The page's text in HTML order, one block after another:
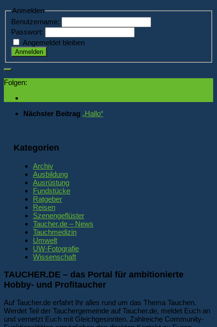
Anmelden
Benutzername:
Passwort:
Angemeldet bleiben
Anmelden
Folgen:
Nächster Beitrag „Hallo“
Kategorien
Archiv
Ausbildung
Ausrüstung
Fundstücke
Ratgeber
Reisen
Szenengeflüster
Taucher.de – News
Tauchmedizin
Umwelt
UW-Fotografie
Wissenschaft
TAUCHER.DE – das Portal für ambitionierte
Hobby- und Profitaucher
Auf Taucher.de erfahrt Ihr alles rund um das Thema Tauchen.
Werdet Teil der Tauchergemeinde auf Taucher.de, meldet Euch an
und vernetzt Euch mit Gleichgesinnten. Zahlreiche Community-